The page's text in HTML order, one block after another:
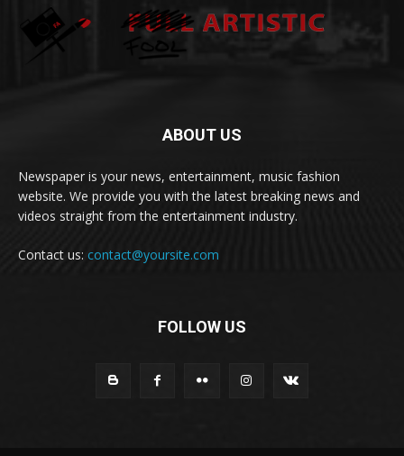
ABOUT US
Newspaper is your news, entertainment, music fashion
website. We provide you with the latest breaking news and
videos straight from the entertainment industry.
Contact us: contact@yoursite.com
FOLLOW US